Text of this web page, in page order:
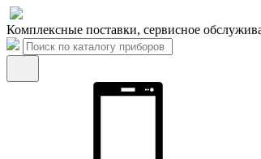
Комплексные поставки, сервисное